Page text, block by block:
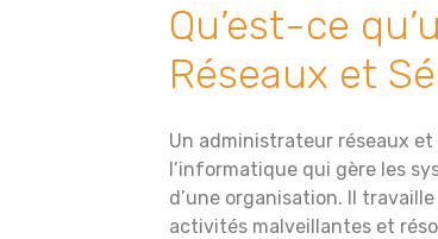
Qu’est-ce
Réseaux et
Un administrateur réseaux
l’informatique qui gère les
d’une organisation. Il
activités malveillantes et